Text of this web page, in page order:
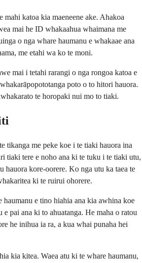
mahi katoa kia maeneene ake. Ahakoa
mai he ID whakaahua whaimana me
o nga whare haumanu e whakaae ana
me etahi wa ko te moni.
mai i tetahi rarangi o nga rongoa katoa e
poto o to hitori hauora.
te horopaki nui mo to tiaki.
tikanga me peke koe i te tiaki hauora ina
tiaki tere e noho ana ki te tuku i te tiaki utu,
hauora kore-oorere. Ko nga utu ka taea te
ki te ruirui ohorere.
e tino hiahia ana kia awhina koe
pai ana ki to ahuatanga. He maha o ratou
he inihua ia ra, a kua whai punaha hei
kia kitea. Waea atu ki te whare haumanu,